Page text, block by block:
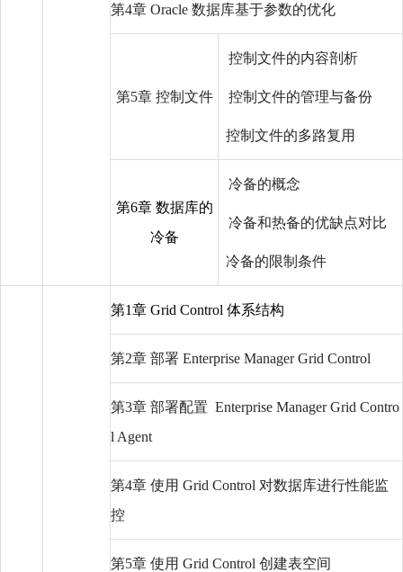
第4章 Oracle 数据库基于参数的优化
第5章 控制文件
控制文件的内容剖析
控制文件的管理与备份
控制文件的多路复用
第6章 数据库的
冷备
冷备的概念
冷备和热备的优缺点对比
冷备的限制条件
第1章 Grid Control 体系结构
第2章 部署 Enterprise Manager Grid Control
第3章 部署配置 Enterprise Manager Grid Contro
l Agent
第4章 使用 Grid Control 对数据库进行性能监
控
第5章 使用 Grid Control 创建表空间